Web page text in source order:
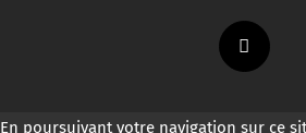
Twitter
En poursuivant votre navigation sur ce